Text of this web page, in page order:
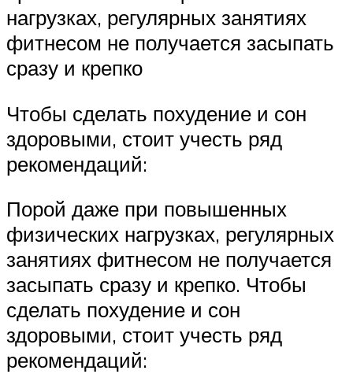
нагрузках, регулярных занятиях
фитнесом не получается засыпать
сразу и крепко
Чтобы сделать похудение и сон
здоровыми, стоит учесть ряд
рекомендаций:
Порой даже при повышенных
физических нагрузках, регулярных
занятиях фитнесом не получается
засыпать сразу и крепко. Чтобы
сделать похудение и сон
здоровыми, стоит учесть ряд
рекомендаций: